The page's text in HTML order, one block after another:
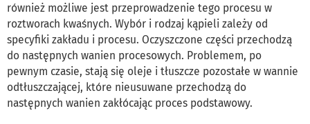
również możliwe jest przeprowadzenie tego procesu w
roztworach kwaśnych. Wybór i rodzaj kąpieli zależy od
specyfiki zakładu i procesu. Oczyszczone części przechodzą
do następnych wanien procesowych. Problemem, po
pewnym czasie, stają się oleje i tłuszcze pozostałe w wannie
odtłuszczającej, które nieusuwane przechodzą do
następnych wanien zakłócając proces podstawowy.